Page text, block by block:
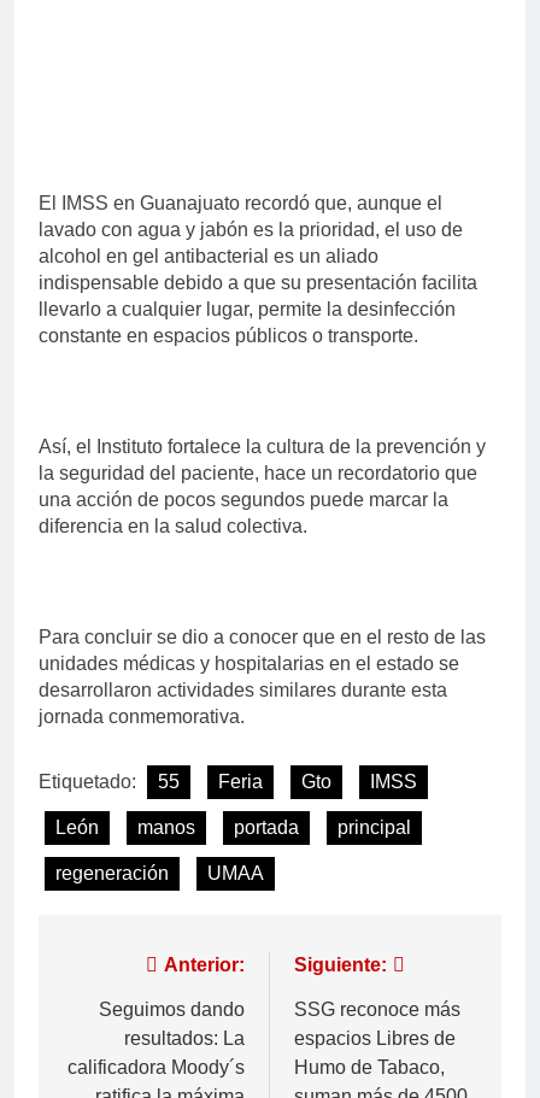
El IMSS en Guanajuato recordó que, aunque el
lavado con agua y jabón es la prioridad, el uso de
alcohol en gel antibacterial es un aliado
indispensable debido a que su presentación facilita
llevarlo a cualquier lugar, permite la desinfección
constante en espacios públicos o transporte.
Así, el Instituto fortalece la cultura de la prevención y
la seguridad del paciente, hace un recordatorio que
una acción de pocos segundos puede marcar la
diferencia en la salud colectiva.
Para concluir se dio a conocer que en el resto de las
unidades médicas y hospitalarias en el estado se
desarrollaron actividades similares durante esta
jornada conmemorativa.
Etiquetado: 55 Feria Gto IMSS
León manos portada principal
regeneración UMAA
Anterior:
Seguimos dando
resultados: La
calificadora Moody´s
Siguiente:
SSG reconoce más
espacios Libres de
Humo de Tabaco,